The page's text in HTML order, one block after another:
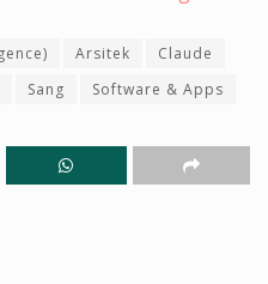
Arsitek
Claude
Sang Software & Apps